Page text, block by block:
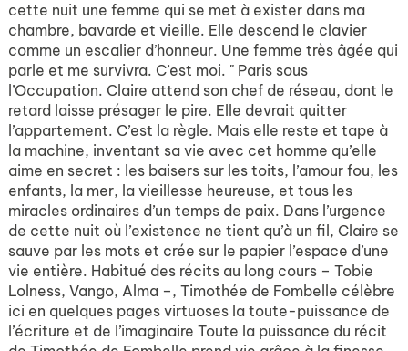
cette nuit une femme qui se met à exister dans ma
chambre, bavarde et vieille. Elle descend le clavier
comme un escalier d’honneur. Une femme très âgée qui
parle et me survivra. C’est moi. " Paris sous
l’Occupation. Claire attend son chef de réseau, dont le
retard laisse présager le pire. Elle devrait quitter
l’appartement. C’est la règle. Mais elle reste et tape à
la machine, inventant sa vie avec cet homme qu’elle
aime en secret : les baisers sur les toits, l’amour fou, les
enfants, la mer, la vieillesse heureuse, et tous les
miracles ordinaires d’un temps de paix. Dans l’urgence
de cette nuit où l’existence ne tient qu’à un fil, Claire se
sauve par les mots et crée sur le papier l’espace d’une
vie entière. Habitué des récits au long cours – Tobie
Lolness, Vango, Alma –, Timothée de Fombelle célèbre
ici en quelques pages virtuoses la toute-puissance de
l’écriture et de l’imaginaire Toute la puissance du récit